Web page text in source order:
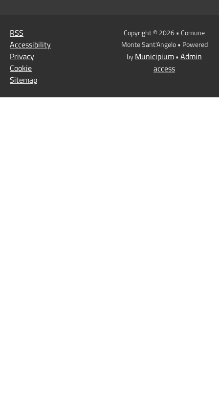
RSS
Accessibility
Privacy
Cookie
Sitemap
Copyright © 2026 • Comune
Monte Sant'Angelo • Powered
byMunicipium• Admin
access